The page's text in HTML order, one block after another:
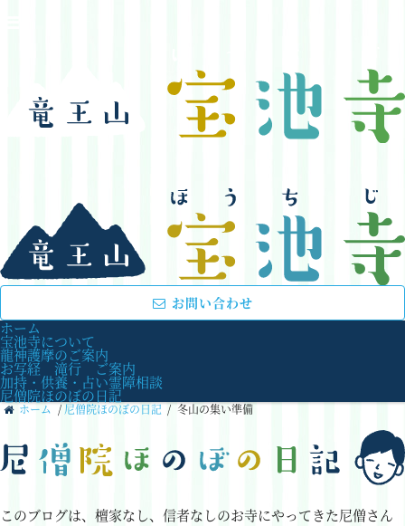
お問い合わせ
ホーム
宝池寺について
龍神護摩のご案内
お写経 滝行 ご案内
加持・供養・占い霊障相談
尼僧院ほのぼの日記
ホーム / 尼僧院ほのぼの日記 / 冬山の集い準備
このブログは、檀家なし、信者なしのお寺にやってきた尼僧さん